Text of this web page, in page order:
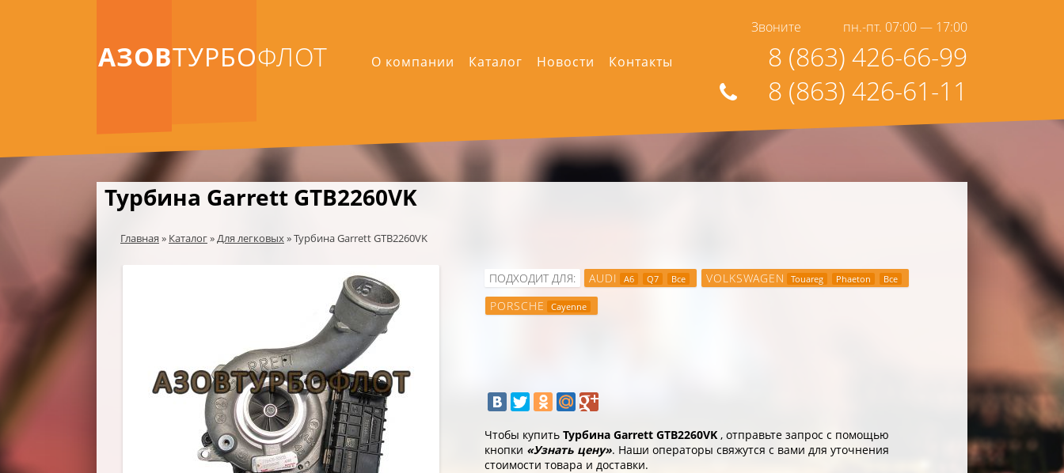
АЗОВТУРБОФЛОТ
Звоните пн.-пт. 07:00 — 17:00
8 (863) 426-66-99
8 (863) 426-61-11
Контакты
Новости
Каталог
О компании
Турбина Garrett GTB2260VK
Главная » Каталог»Для легковых»Турбина Garrett GTB2260VK
ПОДХОДИТ ДЛЯ: AUDI A6 Q7 Все VOLKSWAGEN Touareg Phaeton Все
PORSCHE Cayenne
Чтобы купить Турбина Garrett GTB2260VK , отправьте запрос с помощью
кнопки «Узнать цену». Наши операторы свяжутся с вами для уточнения
стоимости товара и доставки.